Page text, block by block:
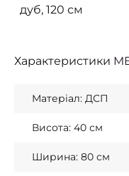
дуб, 120 см
Характеристики
Матеріал: ДСП
Висота: 40 см
Ширина: 80 см